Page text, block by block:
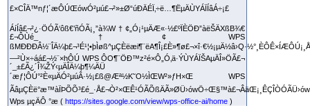
£×CÎÄ™nƒ¦´æÔÚŒówÓ²µú£¬²»±Ø“úÐÄÉÏ‚÷ë…¶ËµÄÙYÁÏÍâÁ÷¡£
ÁíÍâ£¬²¿·ÖÓÃ‘ôß€’ñÓÃ¡¸”à¾W†¢„Ó¡¹µÄÆ«·½£ºÏÈÖÐ”àëŠÄXßB¾€
£¬ÔÙé_†¢ WPS
—²Ù×÷áá£¬½¨×hÔÚ WPS ÔO¶¨ÖÐ™z²é×Ô„Ó‚ä·ÝÙYÁÏŠAµÄÎ»ÖÃ£¬
´_±£Ã¿´Î¾ŽÝ‹µÄÎÄ¼þ¶¼ÄÜ
´æƒ¦ÔÚ°²È«µÄÓ²µúÂ·½¡£ß@Æª½K˜O½ÌŒW²»ƒH×Œ WPS
Wps µçÄÔ °æ ( https://sites.google.com/view/wps-office-ai/home )